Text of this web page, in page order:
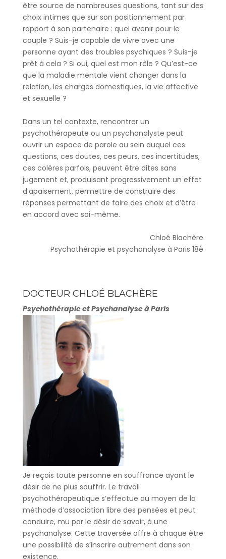
être source de nombreuses questions, tant sur des
choix intimes que sur son positionnement par
rapport à son partenaire : quel avenir pour le
couple ? Suis-je capable de vivre avec une
personne ayant des troubles psychiques ? Suis-je
prêt à cela ? Si oui, quel est mon rôle ? Qu’est-ce
que la maladie mentale vient changer dans la
relation, les charges domestiques, la vie affective
et sexuelle ?
Dans un tel contexte, rencontrer un
psychothérapeute ou un psychanalyste peut
ouvrir un espace de parole au sein duquel ces
questions, ces doutes, ces peurs, ces incertitudes,
ces colères parfois, peuvent être dites sans
jugement et, produisant progressivement un effet
d’apaisement, permettre de construire des
réponses permettant de faire des choix et d’être
en accord avec soi-même.
Chloé Blachère
Psychothérapie et psychanalyse à Paris 18è
DOCTEUR CHLOÉ BLACHÈRE
Psychothérapie et Psychanalyse à Paris
Je reçois toute personne en souffrance ayant le
désir de ne plus souffrir. Le travail
psychothérapeutique s’effectue au moyen de la
méthode d’association libre des pensées et peut
conduire, mu par le désir de savoir, à une
psychanalyse. Cette traversée offre à chaque être
une possibilité de s’inscrire autrement dans son
existence.